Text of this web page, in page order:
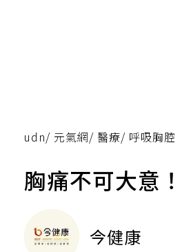
udn/ 元氣網/ 醫療/ 呼吸胸腔
胸痛不可大意
今健康